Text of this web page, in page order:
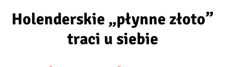
Holenderskie „płynne złoto”
traci u siebie